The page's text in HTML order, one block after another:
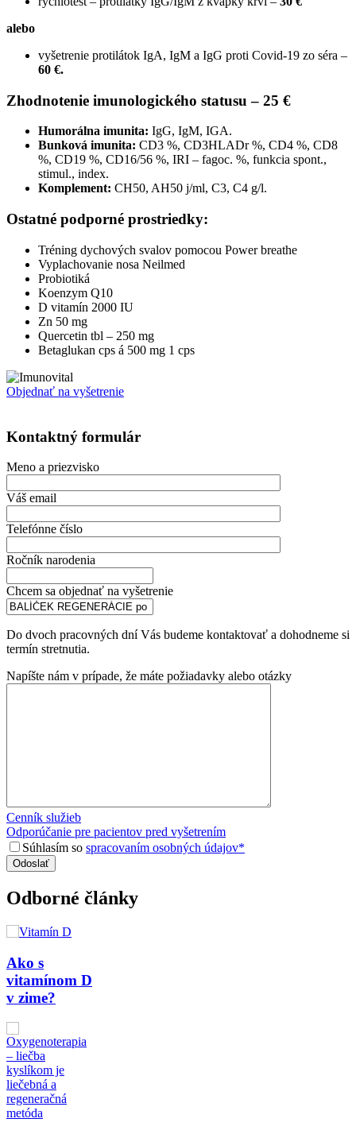
alebo
vyšetrenie protilátok IgA, IgM a IgG proti Covid-19 zo séra –
60 €.
Zhodnotenie imunologického statusu – 25 €
Humorálna imunita: IgG, IgM, IGA.
Bunková imunita: CD3 %, CD3HLADr %, CD4 %, CD8
%, CD19 %, CD16/56 %, IRI – fagoc. %, funkcia spont.,
stimul., index.
Komplement: CH50, AH50 j/ml, C3, C4 g/l.
Ostatné podporné prostriedky:
Tréning dychových svalov pomocou Power breathe
Vyplachovanie nosa Neilmed
Probiotiká
Koenzym Q10
D vitamín 2000 IU
Zn 50 mg
Quercetin tbl – 250 mg
Betaglukan cps á 500 mg 1 cps
Objednať na vyšetrenie
Kontaktný formulár
Meno a priezvisko
Váš email
Telefónne číslo
Ročník narodenia
Chcem sa objednať na vyšetrenie
Do dvoch pracovných dní Vás budeme kontaktovať a dohodneme si
termín stretnutia.
Napíšte nám v prípade, že máte požiadavky alebo otázky
Cenník služieb
Odporúčanie pre pacientov pred vyšetrením
Súhlasím so spracovaním osobných údajov*
Odborné články
Ako s
vitamínom D
v zime?